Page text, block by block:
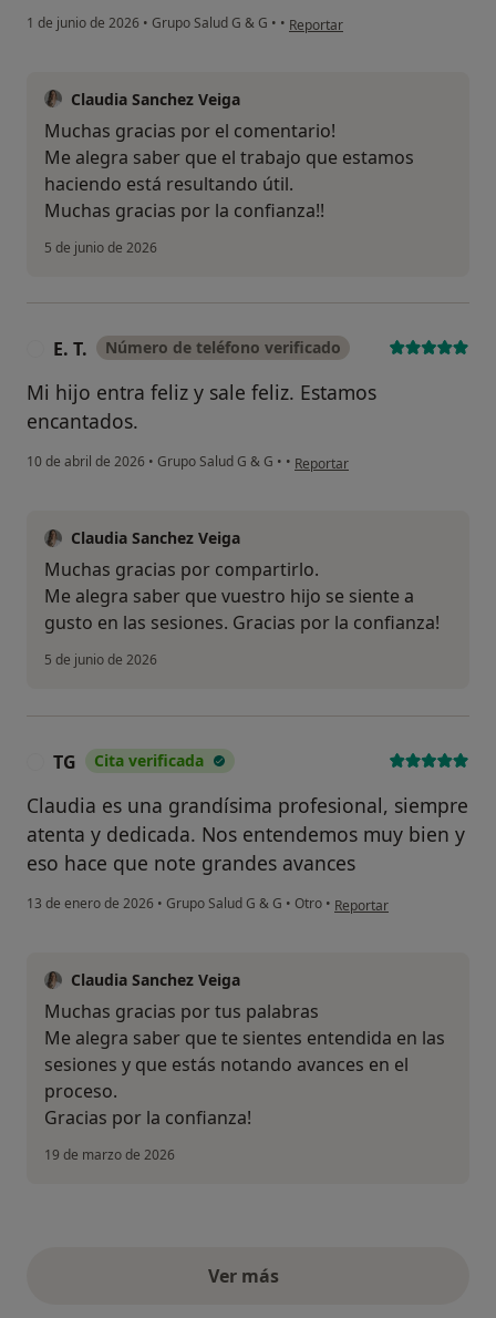
1 de junio de 2026 • Grupo Salud G & G • • en opinión del usuario Karim
Reportar
Claudia Sanchez Veiga
Muchas gracias por el comentario!
Me alegra saber que el trabajo que estamos
haciendo está resultando útil.
Muchas gracias por la confianza!!
5 de junio de 2026
E. T. Número de teléfono verificado
Mi hijo entra feliz y sale feliz. Estamos
encantados.
10 de abril de 2026 • Grupo Salud G & G • • en opinión del usuario E. T.
Reportar
Claudia Sanchez Veiga
Muchas gracias por compartirlo.
Me alegra saber que vuestro hijo se siente a
gusto en las sesiones. Gracias por la confianza!
5 de junio de 2026
TG Cita verificada
Claudia es una grandísima profesional, siempre
atenta y dedicada. Nos entendemos muy bien y
eso hace que note grandes avances
13 de enero de 2026 • Grupo Salud G & G • Otro • en opinión del usuario TG
Reportar
Claudia Sanchez Veiga
Muchas gracias por tus palabras
Me alegra saber que te sientes entendida en las
sesiones y que estás notando avances en el
proceso.
Gracias por la confianza!
19 de marzo de 2026
Ver másopiniones anteriores